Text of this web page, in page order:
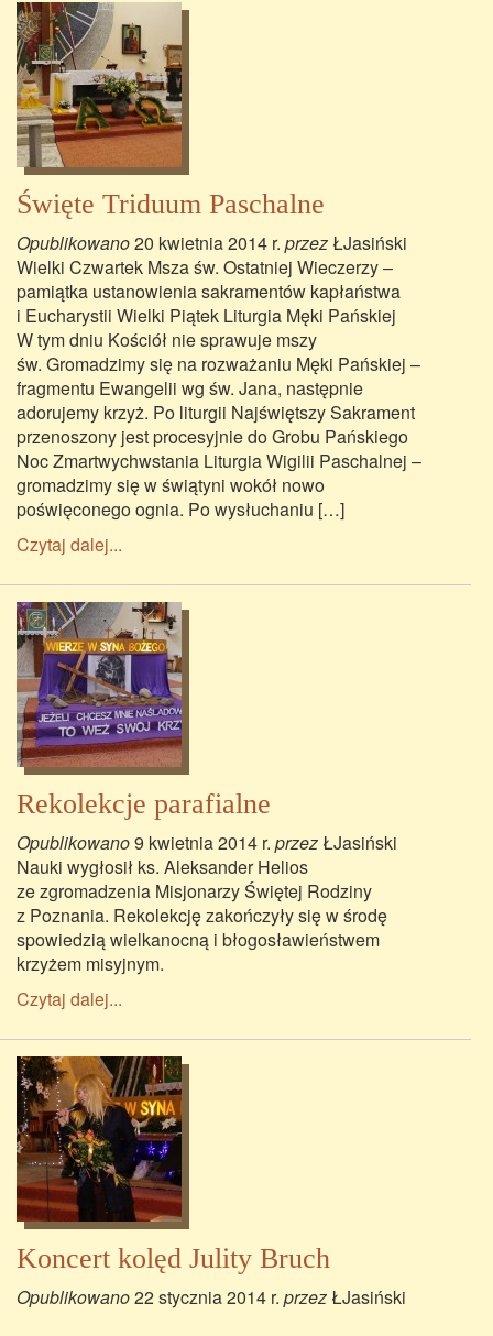
Święte Triduum Paschalne
Opublikowano20 kwietnia 2014 r. przez ŁJasiński
Wielki Czwartek Msza św. Ostatniej Wieczerzy –
pamiątka ustanowienia sakramentów kapłaństwa
i Eucharystii Wielki Piątek Liturgia Męki Pańskiej
W tym dniu Kościół nie sprawuje mszy
św. Gromadzimy się na rozważaniu Męki Pańskiej –
fragmentu Ewangelii wg św. Jana, następnie
adorujemy krzyż. Po liturgii Najświętszy Sakrament
przenoszony jest procesyjnie do Grobu Pańskiego
Noc Zmartwychwstania Liturgia Wigilii Paschalnej –
gromadzimy się w świątyni wokół nowo
poświęconego ognia. Po wysłuchaniu […]
Czytaj dalej...
Rekolekcje parafialne
Opublikowano9 kwietnia 2014 r. przez ŁJasiński
Nauki wygłosił ks. Aleksander Helios
ze zgromadzenia Misjonarzy Świętej Rodziny
z Poznania. Rekolekcję zakończyły się w środę
spowiedzią wielkanocną i błogosławieństwem
krzyżem misyjnym.
Czytaj dalej...
Koncert kolęd Julity Bruch
Opublikowano22 stycznia 2014 r. przez ŁJasiński